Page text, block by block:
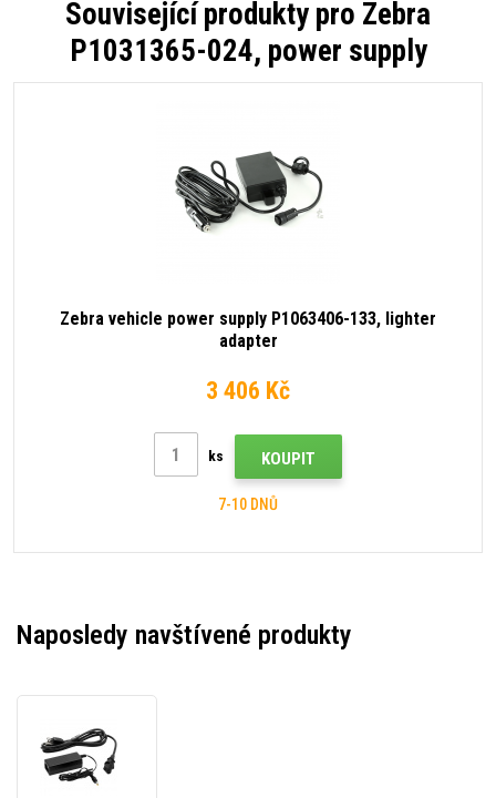
Související produkty pro Zebra
P1031365-024, power supply
Zebra vehicle power supply P1063406-133, lighter
adapter
3 406 Kč
ks KOUPIT
7-10 DNŮ
Naposledy navštívené produkty